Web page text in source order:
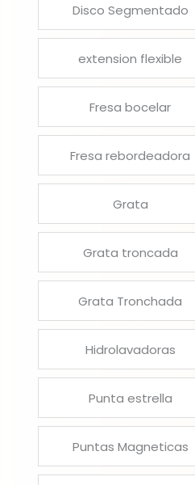
Disco Segmentado
extension flexible
Fresa bocelar
Fresa rebordeadora
Grata
Grata troncada
Grata Tronchada
Hidrolavadoras
Punta estrella
Puntas Magneticas